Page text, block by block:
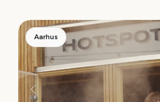
Forrige
Aarhus